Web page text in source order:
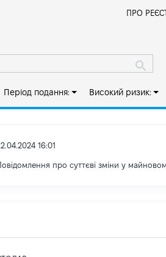
ПРО
Період подання: Високий ризик:
16:01
про суттєві зміни у